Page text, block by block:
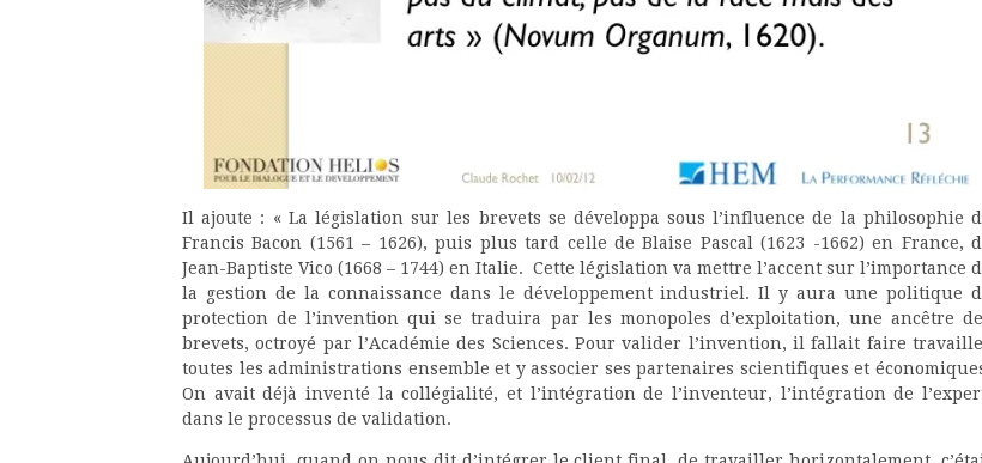
Il ajoute : « La législation sur les brevets se développa sous l’influence de la philosophie
Francis Bacon (1561 – 1626), puis plus tard celle de Blaise Pascal (1623 -1662) en France,
Jean-Baptiste Vico (1668 – 1744) en Italie. Cette législation va mettre l’accent sur l’importance
la gestion de la connaissance dans le développement industriel. Il y aura une politique
protection de l’invention qui se traduira par les monopoles d’exploitation, une ancêtre
brevets, octroyé par l’Académie des Sciences. Pour valider l’invention, il fallait faire
toutes les administrations ensemble et y associer ses partenaires scientifiques et
On avait déjà inventé la collégialité, et l’intégration de l’inventeur, l’intégration de
dans le processus de validation.